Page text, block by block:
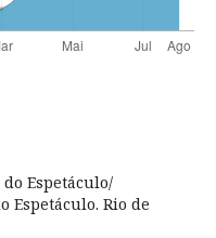
do Espetáculo/
Espetáculo. Rio de